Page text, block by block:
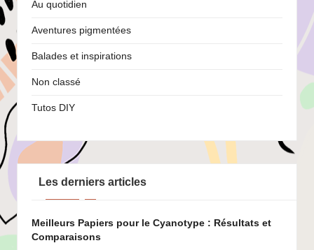
Au quotidien
Aventures pigmentées
Balades et inspirations
Non classé
Tutos DIY
Les derniers articles
Meilleurs Papiers pour le Cyanotype : Résultats et
Comparaisons